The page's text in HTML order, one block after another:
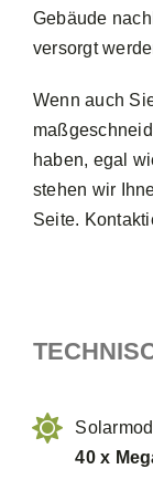
Gebäude
versorgt
Wenn auch
haben, egal
stehen wir
Seite.
40 x